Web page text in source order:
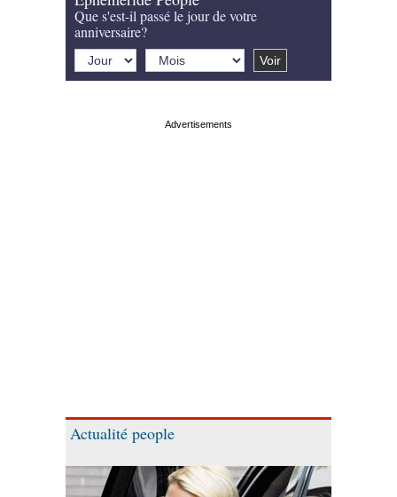
Que s'est-il passé le jour de votre
anniversaire?
Actualité people